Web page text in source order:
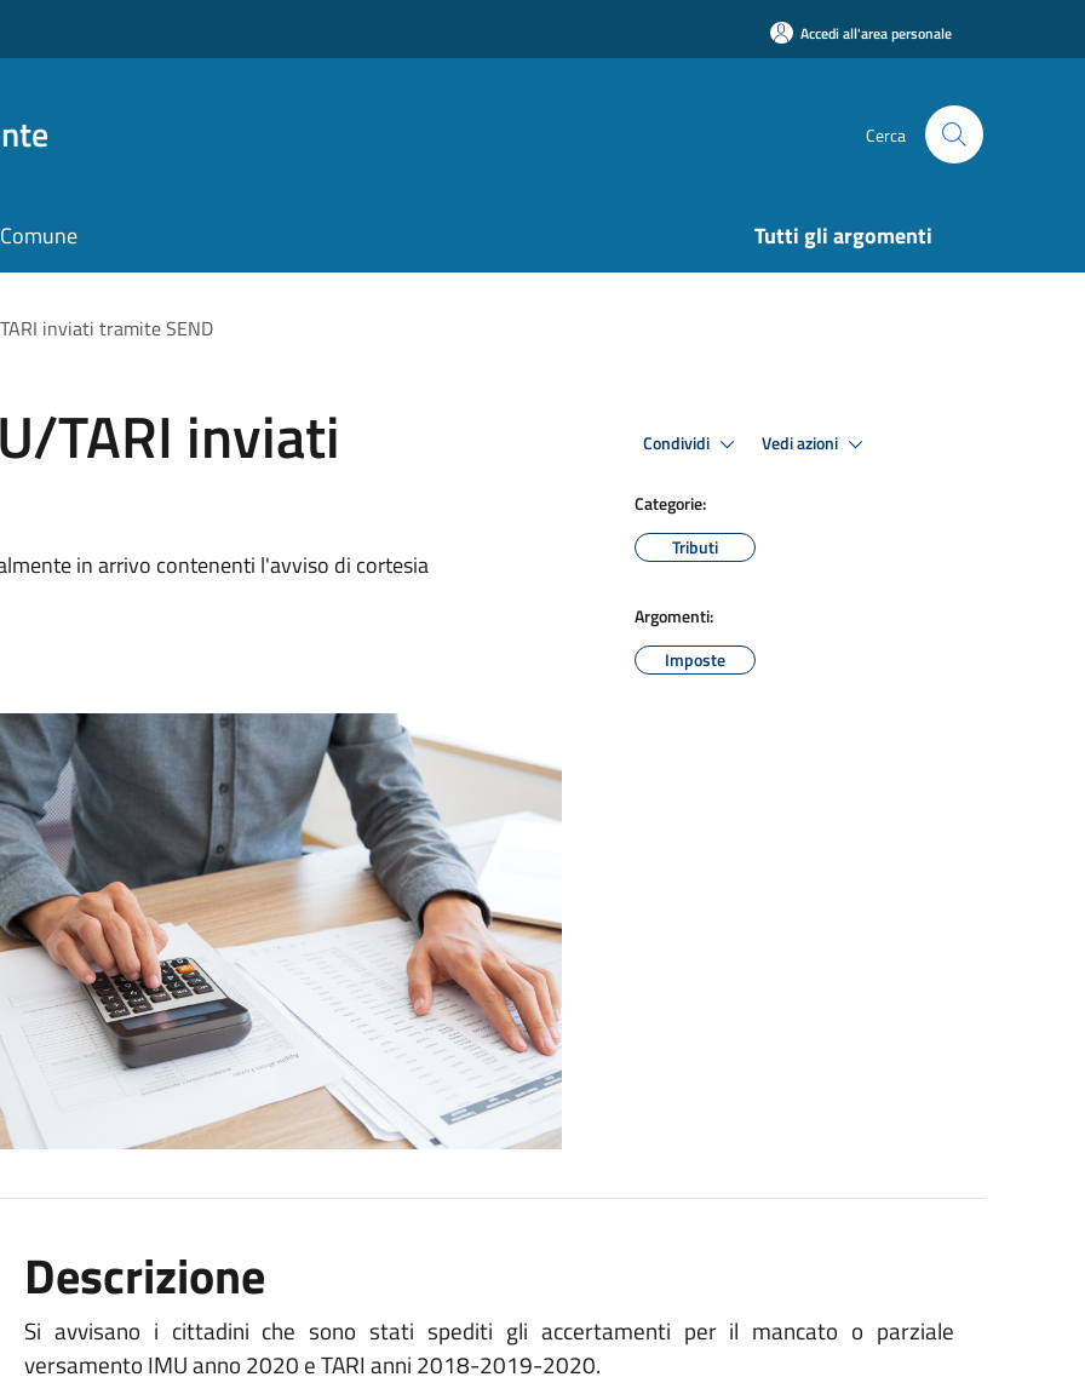
Accedi all'area personale
Cerca
Tutti gli argomenti
inviati tramite SEND
TARI inviati
in arrivo contenenti l'avviso di cortesia
Condividi Vedi azioni
Categorie:
Tributi
Argomenti:
Imposte
Descrizione
Si avvisano i cittadini che sono stati spediti gli accertamenti per il mancato o parziale
versamento IMU anno 2020 e TARI anni 2018-2019-2020.